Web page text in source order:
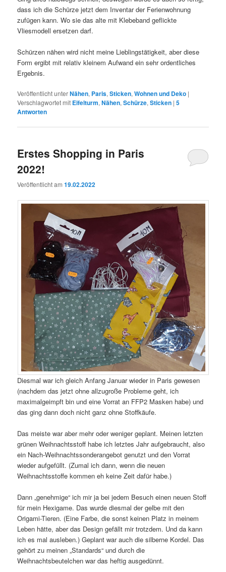
dass ich die Schürze jetzt dem Inventar der Ferienwohnung
zufügen kann. Wo sie das alte mit Klebeband geflickte
Vliesmodell ersetzen darf.
Schürzen nähen wird nicht meine Lieblingstätigkeit, aber diese
Form ergibt mit relativ kleinem Aufwand ein sehr ordentliches
Ergebnis.
Veröffentlicht unterNähen, Paris,Sticken,Wohnen und Deko |
Verschlagwortet mit Eifelturm,Nähen,Schürze,Sticken |5
Antworten
Erstes Shopping in Paris
2022!
Veröffentlicht am19.02.2022
Diesmal war ich gleich Anfang Januar wieder in Paris gewesen
(nachdem das jetzt ohne allzugroße Probleme geht, ich
maximalgeimpft bin und eine Vorrat an FFP2 Masken habe) und
das ging dann doch nicht ganz ohne Stoffkäufe.
Das meiste war aber mehr oder weniger geplant. Meinen letzten
grünen Weihnachtsstoff habe ich letztes Jahr aufgebraucht, also
ein Nach-Weihnachtssonderangebot genutzt und den Vorrat
wieder aufgefüllt. (Zumal ich dann, wenn die neuen
Weihnachtsstoffe kommen eh keine Zeit dafür habe.)
Dann „genehmige“ ich mir ja bei jedem Besuch einen neuen Stoff
für mein Hexigame. Das wurde diesmal der gelbe mit den
Origami-Tieren. (Eine Farbe, die sonst keinen Platz in meinem
Leben hätte, aber das Design gefällt mir trotzdem. Und da kann
ich es mal ausleben.) Geplant war auch die silberne Kordel. Das
gehört zu meinen „Standards“ und durch die
Weihnachtsbeutelchen war das heftig ausgedünnt.